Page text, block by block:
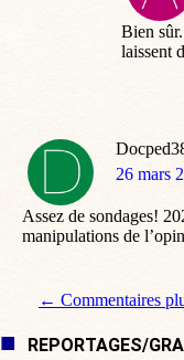
Bien
laissent
dit
26 mars
Assez de sondages!
manipulations de
Navigation de
← Commentaires
REPORTAGES/